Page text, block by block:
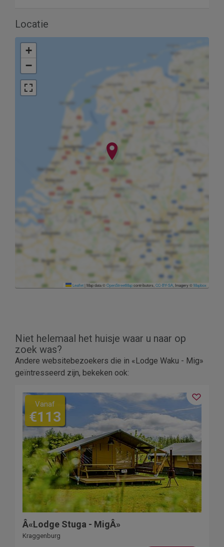
Locatie
+
−
Leaflet|Map data ©OpenStreetMapcontributors,CC-BY-SA, Imagery ©Mapbox
Niet helemaal het huisje waar u naar op
zoek was?
Andere websitebezoekers die in «Lodge Waku - Mig»
geïntresseerd zijn, bekeken ook:
Vanaf
€113
Â«Lodge Stuga - MigÂ»
Kraggenburg